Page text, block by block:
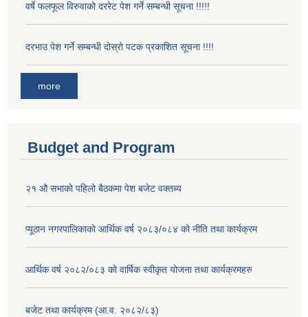
वर्षे फलफूल विरुवाको दररेट पेश गर्ने सम्बन्धी सूचना !!!!!
दरभाउ पेश गर्ने सम्बन्धी दोस्रो पटक प्रकाशित सूचना !!!!
more
Budget and Program
२१ औ सभाको पहिलो बैठकमा पेश बजेट वक्तब्य
प्यूठान नगरपालिकाको आर्थिक वर्ष २०८३/०८४ को नीति तथा कार्यक्रम
आर्थिक वर्ष २०८२/०८३ को वार्षिक स्वीकृत योजना तथा कार्यक्रमहरु
बजेट तथा कार्यक्रम (आ.व. २०८२/८३)